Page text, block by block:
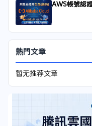
AWS帳號認
熱門文章
暂无推荐文章